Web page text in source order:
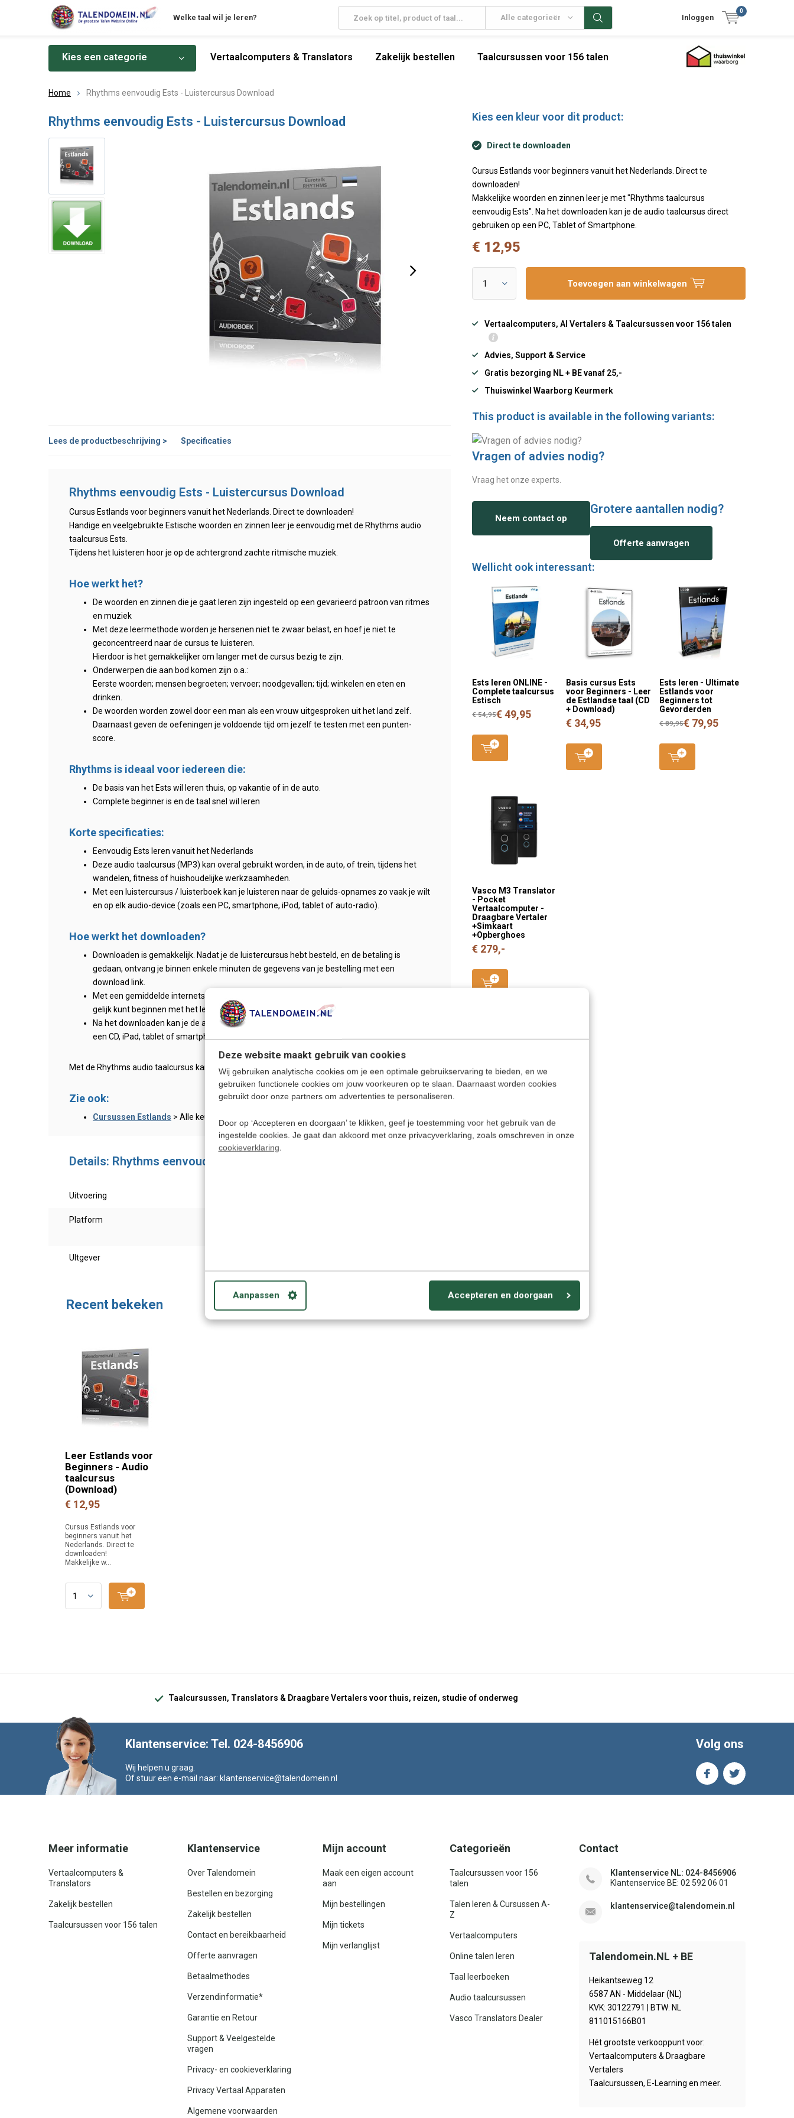
Deze website maakt gebruik van cookies
Wij gebruiken analytische cookies om je een optimale gebruikservaring te bieden, en we
gebruiken functionele cookies om jouw voorkeuren op te slaan. Daarnaast worden cookies
gebruikt door onze partners om advertenties te personaliseren.
Door op ‘Accepteren en doorgaan’ te klikken, geef je toestemming voor het gebruik van de
ingestelde cookies. Je gaat dan akkoord met onze privacyverklaring, zoals omschreven in onze
cookieverklaring.
Aanpassen Accepteren en doorgaan
Welke taal wil je leren? Alle categorieën Inloggen
0
Kies een categorie Vertaalcomputers & Translators Zakelijk bestellen Taalcursussen voor 156 talen
Home Rhythms eenvoudig Ests - Luistercursus Download
Rhythms eenvoudig Ests - Luistercursus Download Kies een kleur voor dit product:
Direct te downloaden
Cursus Estlands voor beginners vanuit het Nederlands. Direct te
downloaden!
Makkelijke woorden en zinnen leer je met "Rhythms taalcursus
eenvoudig Ests". Na het downloaden kan je de audio taalcursus direct
gebruiken op een PC, Tablet of Smartphone.
€ 12,95
Toevoegen aan winkelwagen
Vertaalcomputers, AI Vertalers & Taalcursussen voor 156 talen
Advies, Support & Service
Gratis bezorging NL + BE vanaf 25,-
Thuiswinkel Waarborg Keurmerk
This product is available in the following variants:
Lees de productbeschrijving > Specificaties
Rhythms eenvoudig Ests - Luistercursus Download
Cursus Estlands voor beginners vanuit het Nederlands. Direct te downloaden!
Handige en veelgebruikte Estische woorden en zinnen leer je eenvoudig met de Rhythms audio
taalcursus Ests.
Tijdens het luisteren hoor je op de achtergrond zachte ritmische muziek.
Hoe werkt het?
De woorden en zinnen die je gaat leren zijn ingesteld op een gevarieerd patroon van ritmes
en muziek
Met deze leermethode worden je hersenen niet te zwaar belast, en hoef je niet te
geconcentreerd naar de cursus te luisteren.
Hierdoor is het gemakkelijker om langer met de cursus bezig te zijn.
Onderwerpen die aan bod komen zijn o.a.:
Eerste woorden; mensen begroeten; vervoer; noodgevallen; tijd; winkelen en eten en
drinken.
De woorden worden zowel door een man als een vrouw uitgesproken uit het land zelf.
Daarnaast geven de oefeningen je voldoende tijd om jezelf te testen met een punten-
score.
Rhythms is ideaal voor iedereen die:
De basis van het Ests wil leren thuis, op vakantie of in de auto.
Complete beginner is en de taal snel wil leren
Korte specificaties:
Eenvoudig Ests leren vanuit het Nederlands
Deze audio taalcursus (MP3) kan overal gebruikt worden, in de auto, of trein, tijdens het
wandelen, fitness of huishoudelijke werkzaamheden.
Met een luistercursus / luisterboek kan je luisteren naar de geluids-opnames zo vaak je wilt
en op elk audio-device (zoals een PC, smartphone, iPod, tablet of auto-radio).
Hoe werkt het downloaden?
Downloaden is gemakkelijk. Nadat je de luistercursus hebt besteld, en de betaling is
gedaan, ontvang je binnen enkele minuten de gegevens van je bestelling met een
download link.
Met een gemiddelde internetsnelheid duurt het downloaden enkele minuten, waarna je
gelijk kunt beginnen met het leren van de Estslandse taal!
Na het downloaden kan je de audio-bestanden gebruiken op de PC, of overzetten naar bijv.
een CD, iPad, tablet of smartphone.
Met de Rhythms audio taalcursus kan je niet makkelijker een taal leren!
Zie ook:
Cursussen Estlands > Alle keuzes
Details: Rhythms eenvoudig Ests - Luistercursus Download
Uitvoering
Platform
UItgever
Vragen of advies nodig?
Vraag het onze experts.
Neem contact op
Grotere aantallen nodig?
Offerte aanvragen
Wellicht ook interessant:
Ests leren ONLINE -
Complete taalcursus
Estisch
€ 54,95€ 49,95
Basis cursus Ests
voor Beginners - Leer
de Estlandse taal (CD
+ Download)
€ 34,95
Ests leren - Ultimate
Estlands voor
Beginners tot
Gevorderden
€ 89,95€ 79,95
Vasco M3 Translator
- Pocket
Vertaalcomputer -
Draagbare Vertaler
+Simkaart
+Opberghoes
€ 279,-
Recent bekeken
Leer Estlands voor
Beginners - Audio
taalcursus
(Download)
€ 12,95
Cursus Estlands voor
beginners vanuit het
Nederlands. Direct te
downloaden!
Makkelijke w...
Taalcursussen, Translators & Draagbare Vertalers voor thuis, reizen, studie of onderweg
Klantenservice: Tel. 024-8456906
Wij helpen u graag.
Of stuur een e-mail naar: klantenservice@talendomein.nl
Volg ons
Meer informatie
Vertaalcomputers &
Translators
Zakelijk bestellen
Taalcursussen voor 156 talen
Klantenservice
Over Talendomein
Bestellen en bezorging
Zakelijk bestellen
Contact en bereikbaarheid
Offerte aanvragen
Betaalmethodes
Verzendinformatie*
Garantie en Retour
Support & Veelgestelde
vragen
Privacy- en cookieverklaring
Privacy Vertaal Apparaten
Algemene voorwaarden
Mijn account
Maak een eigen account
aan
Mijn bestellingen
Mijn tickets
Mijn verlanglijst
Categorieën
Taalcursussen voor 156
talen
Talen leren & Cursussen A-
Z
Vertaalcomputers
Online talen leren
Taal leerboeken
Audio taalcursussen
Vasco Translators Dealer
Contact
Klantenservice NL: 024-8456906
Klantenservice BE: 02 592 06 01
klantenservice@talendomein.nl
Talendomein.NL + BE
Heikantseweg 12
6587 AN - Middelaar (NL)
KVK: 30122791 | BTW: NL
811015166B01
Hét grootste verkooppunt voor:
Vertaalcomputers & Draagbare
Vertalers
Taalcursussen, E-Learning en meer.